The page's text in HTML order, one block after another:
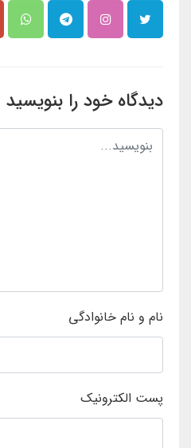
دیدگاه خود را بنویسید
نام و نام خانوادگی
پست الکترونیک